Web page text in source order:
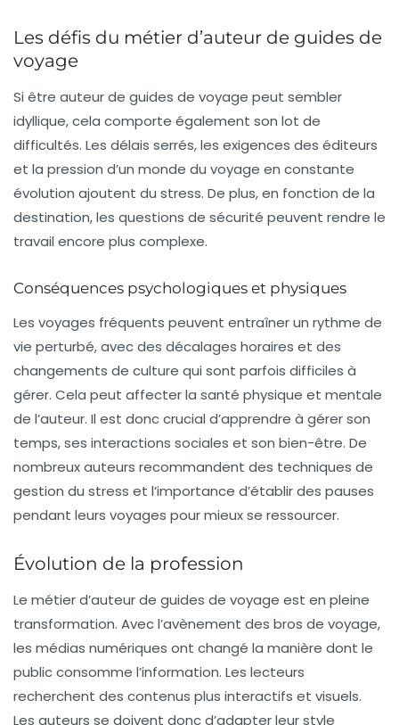
Les défis du métier d’auteur de guides de
voyage
Si être auteur de guides de voyage peut sembler
idyllique, cela comporte également son lot de
difficultés. Les délais serrés, les exigences des éditeurs
et la pression d’un monde du voyage en constante
évolution ajoutent du stress. De plus, en fonction de la
destination, les questions de sécurité peuvent rendre le
travail encore plus complexe.
Conséquences psychologiques et physiques
Les voyages fréquents peuvent entraîner un rythme de
vie perturbé, avec des décalages horaires et des
changements de culture qui sont parfois difficiles à
gérer. Cela peut affecter la santé physique et mentale
de l’auteur. Il est donc crucial d’apprendre à gérer son
temps, ses interactions sociales et son bien-être. De
nombreux auteurs recommandent des techniques de
gestion du stress et l’importance d’établir des pauses
pendant leurs voyages pour mieux se ressourcer.
Évolution de la profession
Le métier d’auteur de guides de voyage est en pleine
transformation. Avec l’avènement des bros de voyage,
les médias numériques ont changé la manière dont le
public consomme l’information. Les lecteurs
recherchent des contenus plus interactifs et visuels.
Les auteurs se doivent donc d’adapter leur style